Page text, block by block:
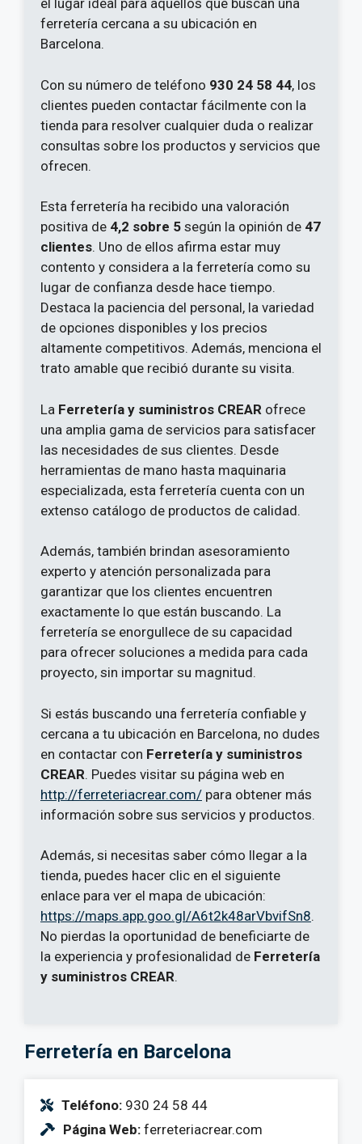
el lugar ideal para aquellos que buscan una
ferretería cercana a su ubicación en
Barcelona.
Con su número de teléfono 930 24 58 44, los
clientes pueden contactar fácilmente con la
tienda para resolver cualquier duda o realizar
consultas sobre los productos y servicios que
ofrecen.
Esta ferretería ha recibido una valoración
positiva de 4,2 sobre 5 según la opinión de 47
clientes. Uno de ellos afirma estar muy
contento y considera a la ferretería como su
lugar de confianza desde hace tiempo.
Destaca la paciencia del personal, la variedad
de opciones disponibles y los precios
altamente competitivos. Además, menciona el
trato amable que recibió durante su visita.
La Ferretería y suministros CREAR ofrece
una amplia gama de servicios para satisfacer
las necesidades de sus clientes. Desde
herramientas de mano hasta maquinaria
especializada, esta ferretería cuenta con un
extenso catálogo de productos de calidad.
Además, también brindan asesoramiento
experto y atención personalizada para
garantizar que los clientes encuentren
exactamente lo que están buscando. La
ferretería se enorgullece de su capacidad
para ofrecer soluciones a medida para cada
proyecto, sin importar su magnitud.
Si estás buscando una ferretería confiable y
cercana a tu ubicación en Barcelona, no dudes
en contactar con Ferretería y suministros
CREAR. Puedes visitar su página web en
http://ferreteriacrear.com/ para obtener más
información sobre sus servicios y productos.
Además, si necesitas saber cómo llegar a la
tienda, puedes hacer clic en el siguiente
enlace para ver el mapa de ubicación:
https://maps.app.goo.gl/A6t2k48arVbvifSn8.
No pierdas la oportunidad de beneficiarte de
la experiencia y profesionalidad de Ferretería
y suministros CREAR.
Ferretería en Barcelona
Teléfono: 930 24 58 44
Página Web: ferreteriacrear.com